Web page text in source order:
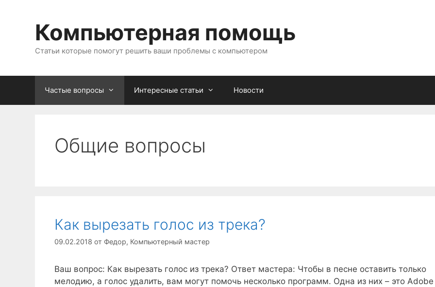
содержимомуКомпьютерная помощь
Статьи которые помогут решить ваши проблемы с компьютером
Частые вопросы Интересные статьи Новости
Общие вопросы
Как вырезать голос из трека?
09.02.2018 от Федор, Компьютерный мастер
Ваш вопрос: Как вырезать голос из трека? Ответ мастера: Чтобы в песне оставить только
мелодию, а голос удалить, вам могут помочь несколько программ. Одна из них – это Adobe